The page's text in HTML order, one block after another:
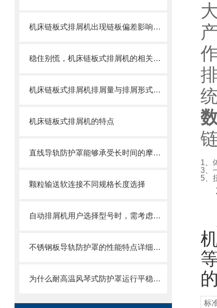
机床链板式排屑机出现链板偏差影响效率了怎么办？
稳住别慌，机床链板式排屑机的相关信息马上来
机床链板式排屑机排屑量与排屑形式有很大关系
机床链板式排屑机的特点
直线导轨防护罩能够承受长时间的摩擦和冲击
颗粒输送软连接不同规格长度选择
自动排屑机用户选择型号时，需考虑哪些事项？
不锈钢板导轨防护罩的性能特点详细分析
为什么耐高温风琴式防护罩运行平稳且无噪音？
1、
3、
5、
标